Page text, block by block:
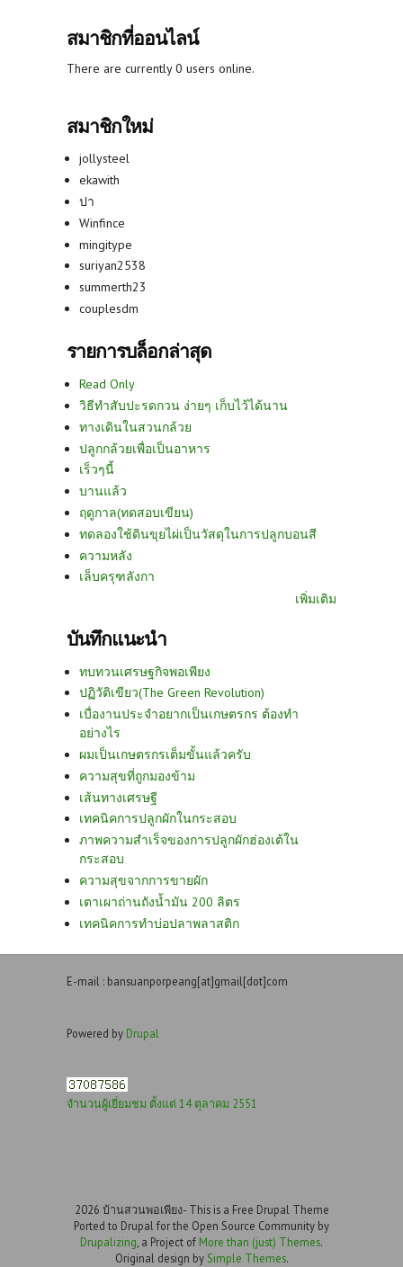
สมาชิกที่ออนไลน์
There are currently 0 users online.
สมาชิกใหม่
jollysteel
ekawith
ปา
Winfince
mingitype
suriyan2538
summerth23
couplesdm
รายการบล็อกล่าสุด
Read Only
วิธีทำสับปะรดกวน ง่ายๆ เก็บไว้ได้นาน
ทางเดินในสวนกล้วย
ปลูกกล้วยเพื่อเป็นอาหาร
เร็วๆนี้
บานแล้ว
ฤดูกาล(ทดสอบเขียน)
ทดลองใช้ดินขุยไผ่เป็นวัสดุในการปลูกบอนสี
ความหลัง
เล็บครุฑลังกา
เพิ่มเติม
บันทึกแนะนำ
ทบทวนเศรษฐกิจพอเพียง
ปฏิวัติเขียว(The Green Revolution)
เบื่องานประจำอยากเป็นเกษตรกร ต้องทำ
อย่างไร
ผมเป็นเกษตรกรเต็มขั้นแล้วครับ
ความสุขที่ถูกมองข้าม
เส้นทางเศรษฐี
เทคนิคการปลูกผักในกระสอบ
ภาพความสำเร็จของการปลูกผักฮ่องเต้ใน
กระสอบ
ความสุขจากการขายผัก
เตาเผาถ่านถังน้ำมัน 200 ลิตร
เทคนิคการทำบ่อปลาพลาสติก
E-mail : bansuanporpeang[at]gmail[dot]com
Powered by Drupal
จำนวนผู้เยี่ยมชม ตั้งแต่ 14 ตุลาคม 2551
2026 บ้านสวนพอเพียง- This is a Free Drupal Theme
Ported to Drupal for the Open Source Community by
Drupalizing , a Project of More than (just) Themes.
Original design by Simple Themes.